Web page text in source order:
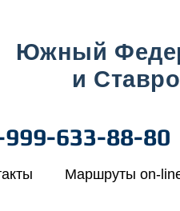
Южный
и
999-633-88-80
Маршруты on-